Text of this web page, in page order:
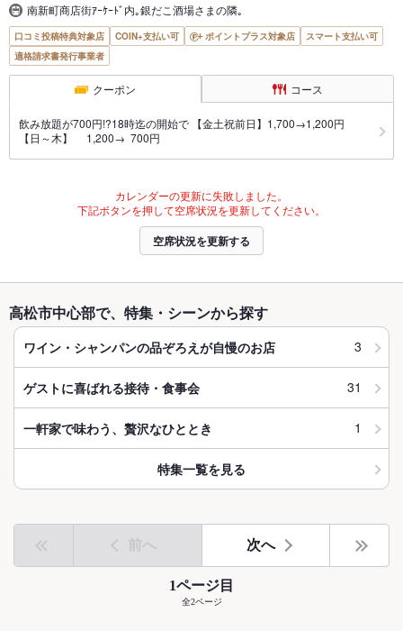
南新町商店街ｱｰｹｰﾄﾞ内｡銀だこ酒場さまの隣｡
口コミ投稿特典対象店 COIN+支払い可 ポイントプラス対象店
スマート支払い可
適格請求書発行事業者
クーポン コース
飲み放題が700円!?18時迄の開始で 【金土祝前日】1,700→1,200円
【日～木】 1,200→ 700円
カレンダーの更新に失敗しました。
下記ボタンを押して空席状況を更新してください。
空席状況を更新する
高松市中心部で、特集・シーンから探す
ワイン・シャンパンの品ぞろえが自慢のお店 3
ゲストに喜ばれる接待・食事会 31
一軒家で味わう、贅沢なひととき 1
特集一覧を見る
前へ 次へ
1ページ目
全2ページ